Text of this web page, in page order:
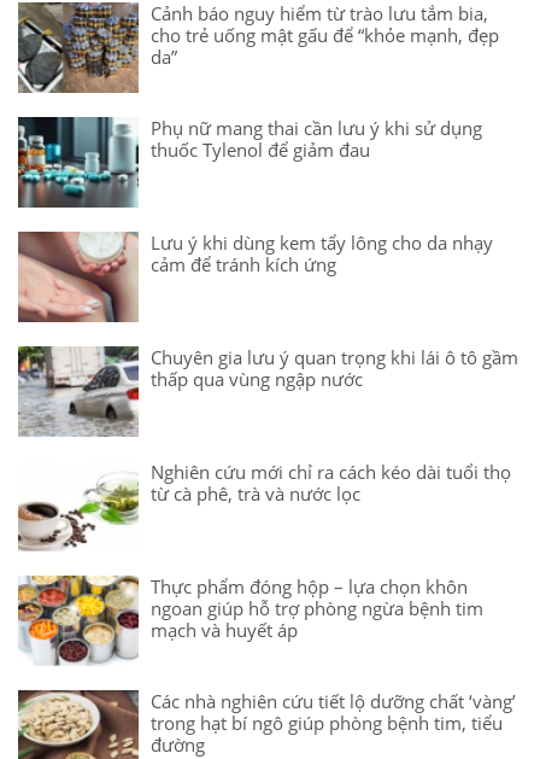
Cảnh báo nguy hiểm từ trào lưu tắm bia,
cho trẻ uống mật gấu để “khỏe mạnh, đẹp
da”
Phụ nữ mang thai cần lưu ý khi sử dụng
thuốc Tylenol để giảm đau
Lưu ý khi dùng kem tẩy lông cho da nhạy
cảm để tránh kích ứng
Chuyên gia lưu ý quan trọng khi lái ô tô gầm
thấp qua vùng ngập nước
Nghiên cứu mới chỉ ra cách kéo dài tuổi thọ
từ cà phê, trà và nước lọc
Thực phẩm đóng hộp – lựa chọn khôn
ngoan giúp hỗ trợ phòng ngừa bệnh tim
mạch và huyết áp
Các nhà nghiên cứu tiết lộ dưỡng chất ‘vàng’
trong hạt bí ngô giúp phòng bệnh tim, tiểu
đường